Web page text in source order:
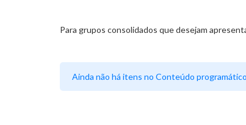
Para grupos consolidados que desejam
Ainda não há itens no Conteúdo